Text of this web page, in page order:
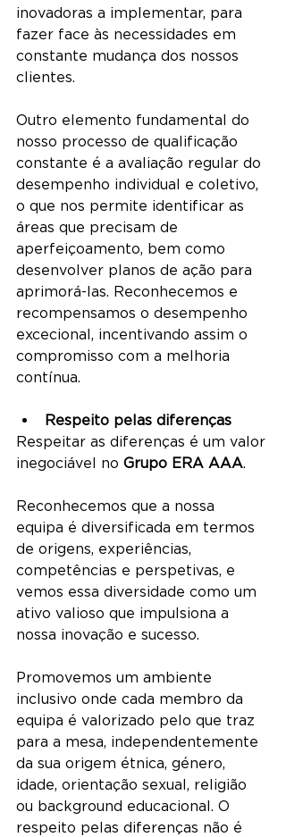
inovadoras a implementar, para
fazer face às necessidades em
constante mudança dos nossos
clientes.
Outro elemento fundamental do
nosso processo de qualificação
constante é a avaliação regular do
desempenho individual e coletivo,
o que nos permite identificar as
áreas que precisam de
aperfeiçoamento, bem como
desenvolver planos de ação para
aprimorá-las. Reconhecemos e
recompensamos o desempenho
excecional, incentivando assim o
compromisso com a melhoria
contínua.
Respeito pelas diferenças
Respeitar as diferenças é um valor
inegociável no Grupo ERA AAA.
Reconhecemos que a nossa
equipa é diversificada em termos
de origens, experiências,
competências e perspetivas, e
vemos essa diversidade como um
ativo valioso que impulsiona a
nossa inovação e sucesso.
Promovemos um ambiente
inclusivo onde cada membro da
equipa é valorizado pelo que traz
para a mesa, independentemente
da sua origem étnica, género,
idade, orientação sexual, religião
ou background educacional. O
respeito pelas diferenças não é